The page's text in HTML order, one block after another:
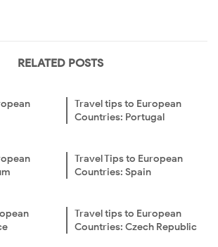
RELATED POSTS
Travel tips to European
Countries: Portugal
Travel Tips to European
Countries: Spain
Travel tips to European
Countries: Czech Republic